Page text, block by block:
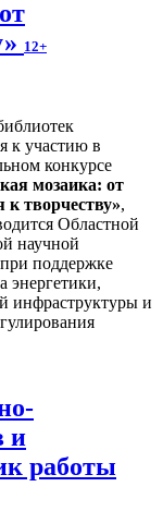
12+
к участию в
конкурсе
мозаика: от
к творчеству»,
Областной
научной
поддержке
энергетики,
инфраструктуры и
и
работы